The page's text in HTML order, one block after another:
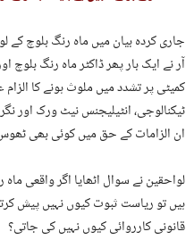
جاری کردہ بیان میں ماہ رنگ بلوچ کے
آر نے ایک بار پھر ڈاکٹر ماہ رنگ
کمیٹی پر تشدد میں ملوث ہونے کا
ٹیکنالوجی، انٹیلیجنس نیٹ ورک اور
ان الزامات کے حق میں کوئی بھی ٹھوس
لواحقین نے سوال اٹھایا اگر واقعی
ہیں تو ریاست ثبوت کیوں نہیں پیش
قانونی کارروائی کیوں نہیں کی جاتی؟